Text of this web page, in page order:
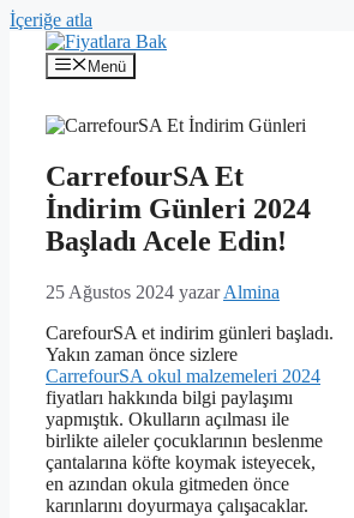
İçeriğe atla
Menü
CarrefourSA Et
İndirim Günleri 2024
Başladı Acele Edin!
25 Ağustos 2024 yazarAlmina
CarefourSA et indirim günleri başladı.
Yakın zaman önce sizlere
CarrefourSA okul malzemeleri 2024
fiyatları hakkında bilgi paylaşımı
yapmıştık. Okulların açılması ile
birlikte aileler çocuklarının beslenme
çantalarına köfte koymak isteyecek,
en azından okula gitmeden önce
karınlarını doyurmaya çalışacaklar.